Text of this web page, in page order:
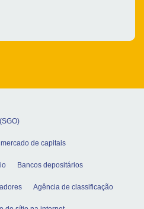
de capitais
Bancos depositários
Agência de classificação